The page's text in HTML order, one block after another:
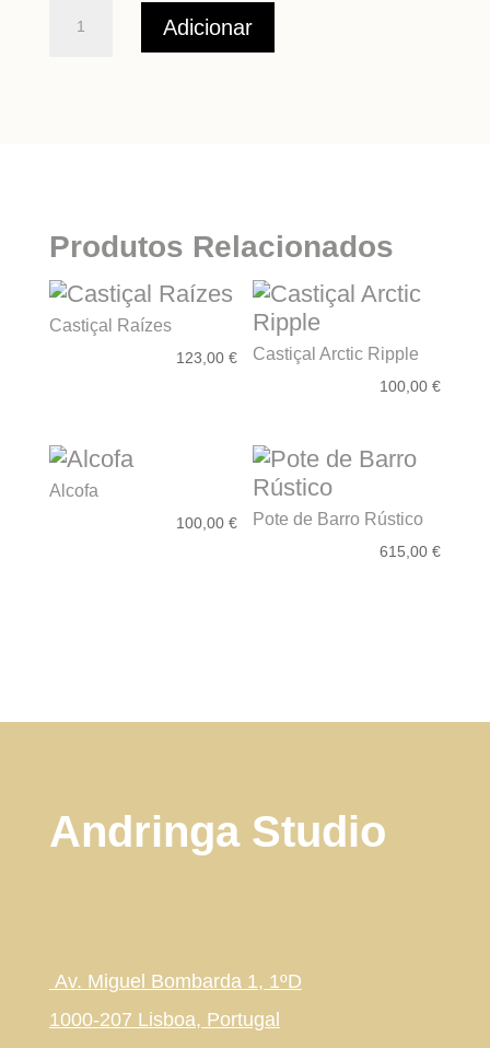
QuantidadeAdicionar
Produtos Relacionados
Castiçal Raízes
123,00 € Castiçal Arctic Ripple
100,00€
Alcofa
100,00 € Pote de Barro Rústico
615,00€
Andringa Studio
Av. Miguel Bombarda 1, 1ºD
1000-207 Lisboa, Portugal